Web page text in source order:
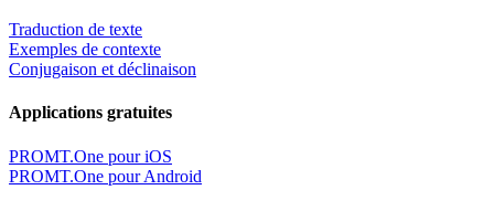
Traduction de texte
Exemples de contexte
Conjugaison et déclinaison
Applications gratuites
PROMT.One pour iOS
PROMT.One pour Android